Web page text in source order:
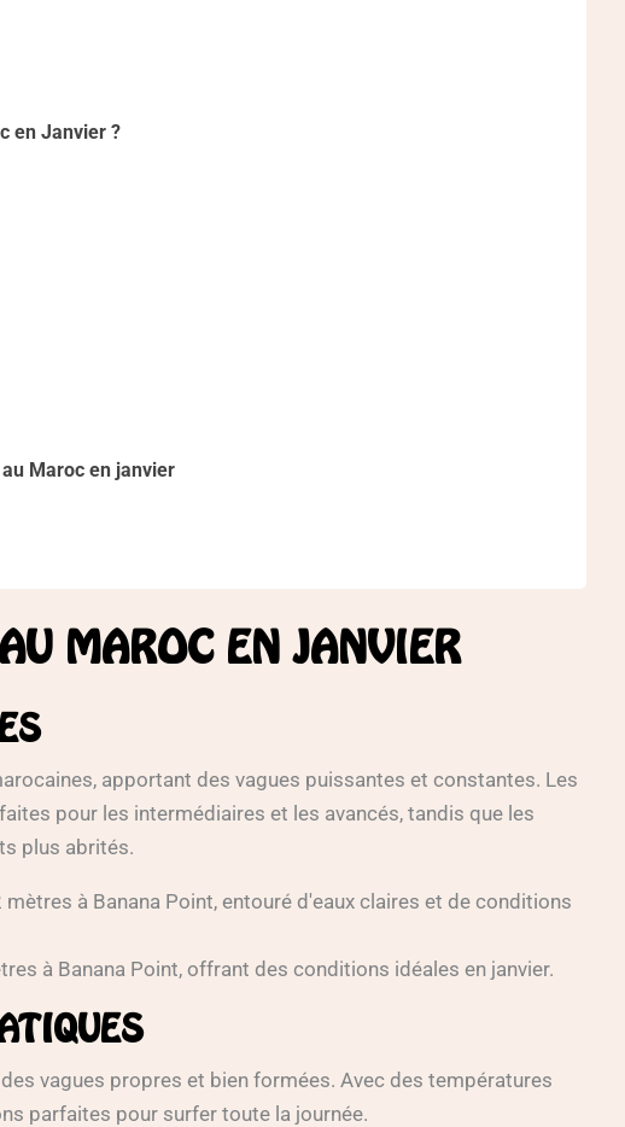
en Janvier ?
Maroc en janvier
MAROC EN JANVIER
apportant des vagues puissantes et constantes. Les
pour les intermédiaires et les avancés, tandis que les
plus abrités.
à Banana Point, offrant des conditions idéales en janvier.
vagues propres et bien formées. Avec des températures
parfaites pour surfer toute la journée.